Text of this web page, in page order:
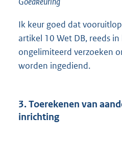
Ik keur goed dat
artikel 10 Wet DB, reeds
ongelimiteerd verzoeken
worden ingediend.
3. Toerekenen van
inrichting